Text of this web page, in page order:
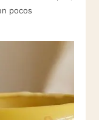
pocos